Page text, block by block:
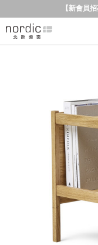
【新會員